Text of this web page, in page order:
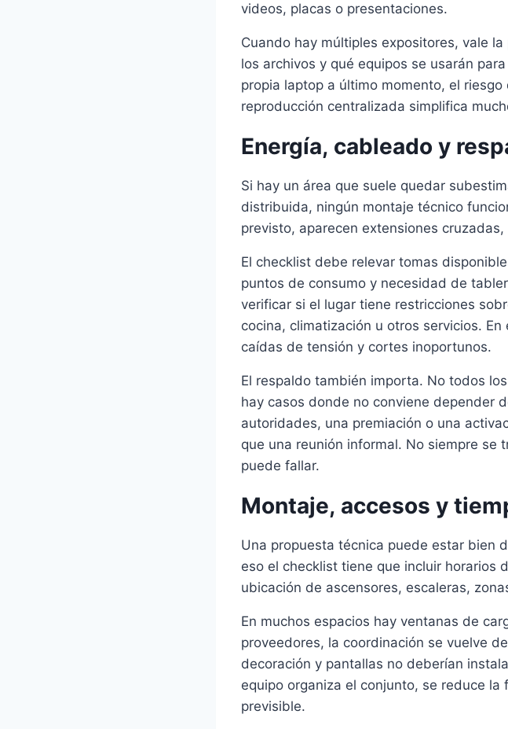
videos, placas o presentaciones.
Cuando hay múltiples expositores, vale
los archivos y qué equipos se usarán
propia laptop a último momento, el
reproducción centralizada simplifica
Energía, cableado y
Si hay un área que suele quedar
distribuida, ningún montaje técnico
previsto, aparecen extensiones
El checklist debe relevar tomas
puntos de consumo y necesidad de
verificar si el lugar tiene restricciones
cocina, climatización u otros servicios.
caídas de tensión y cortes inoportunos.
El respaldo también importa. No todos
hay casos donde no conviene depender
autoridades, una premiación o una
que una reunión informal. No siempre
puede fallar.
Montaje, accesos y
Una propuesta técnica puede estar bien
eso el checklist tiene que incluir horarios
ubicación de ascensores, escaleras,
En muchos espacios hay ventanas de
proveedores, la coordinación se vuelve
decoración y pantallas no deberían
equipo organiza el conjunto, se reduce
previsible.